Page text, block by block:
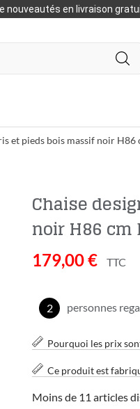
nouveautés en livraison
et pieds bois massif noir H86
Chaise
noir H86 cm
179,00 € TTC
2 personnes
Pourquoi les prix
Ce produit est
Moins de 11 articles